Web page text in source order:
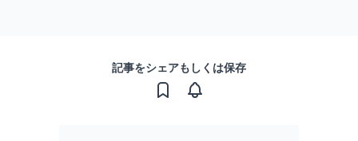
記事をシェアもしくは保存